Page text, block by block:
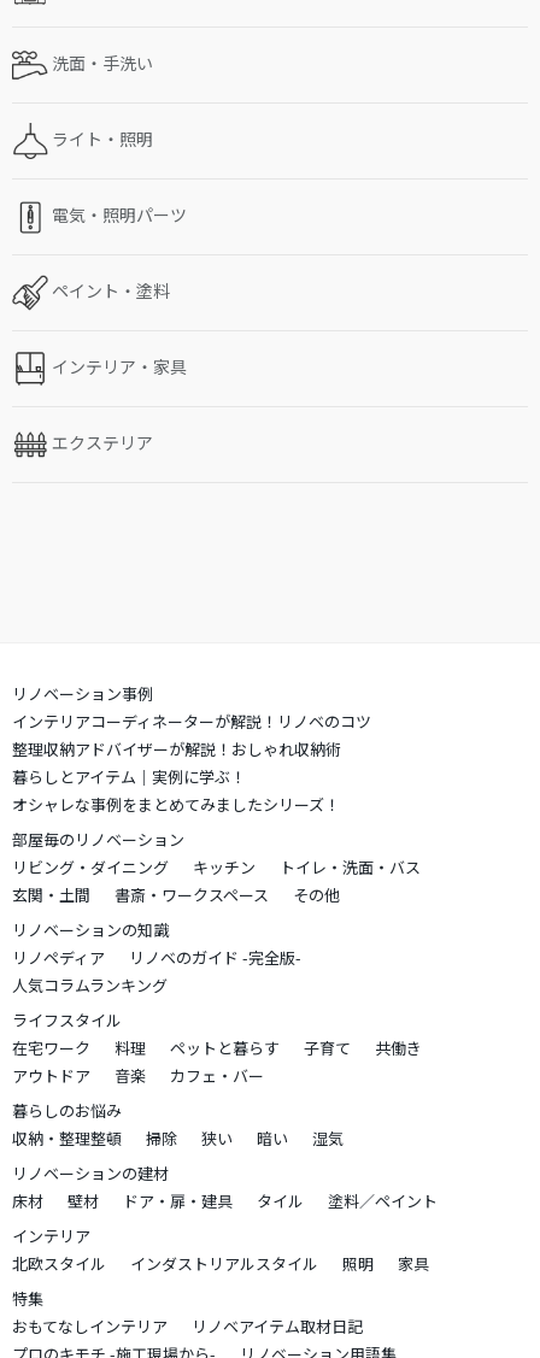
洗面・手洗い
ライト・照明
電気・照明パーツ
ペイント・塗料
インテリア・家具
エクステリア
リノベーション事例
インテリアコーディネーターが解説！リノベのコツ
整理収納アドバイザーが解説！おしゃれ収納術
暮らしとアイテム｜実例に学ぶ！
オシャレな事例をまとめてみましたシリーズ！
部屋毎のリノベーション
リビング・ダイニング
キッチン
トイレ・洗面・バス
玄関・土間
書斎・ワークスペース
その他
リノベーションの知識
リノペディア
リノベのガイド -完全版-
人気コラムランキング
ライフスタイル
在宅ワーク
料理 ペットと暮らす 子育て
共働き
アウトドア
音楽
カフェ・バー
暮らしのお悩み
収納・整理整頓
掃除 狭い 暗い
湿気
リノベーションの建材
床材
壁材 ドア・扉・建具 タイル
塗料／ペイント
インテリア
北欧スタイル
インダストリアルスタイル 照明
家具
特集
おもてなしインテリア
リノベアイテム取材日記